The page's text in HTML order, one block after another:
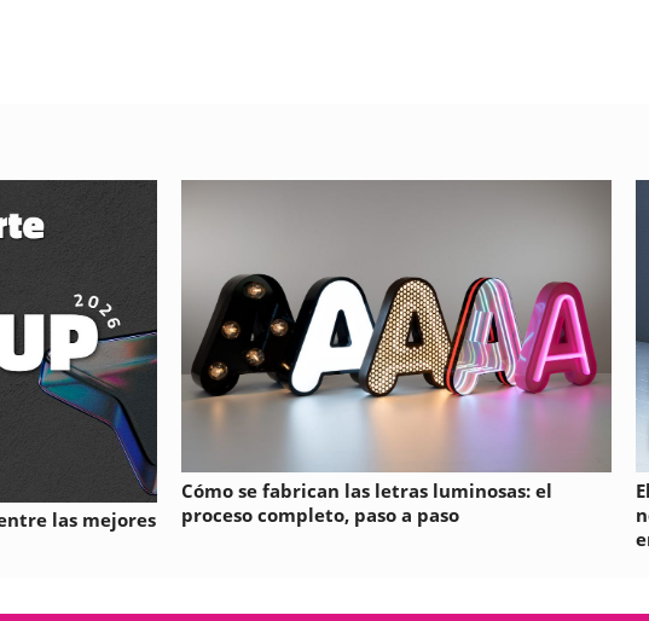
las mejores
Cómo se fabrican las letras luminosas: el
proceso completo, paso a paso